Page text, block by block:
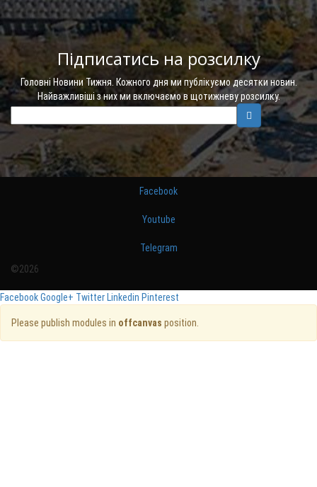
Підписатись на розсилку
Головні Новини Тижня. Кожного дня ми публікуємо десятки новин.
Найважливіші з них ми включаємо в щотижневу розсилку.
Facebook
Youtube
Telegram
©2026
FacebookGoogle+ TwitterLinkedin Pinterest
Please publish modules in offcanvas position.